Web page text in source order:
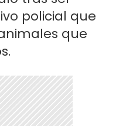
policial que
que